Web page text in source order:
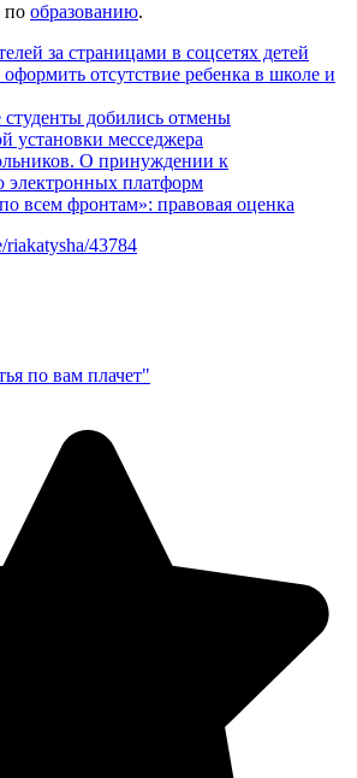
по образованию.
за страницами в соцсетях детей
отсутствие ребенка в школе и
студенты добились отмены
установки месседжера
О принуждении к
электронных платформ
всем фронтам»: правовая оценка
riakatysha/43784
по вам плачет"